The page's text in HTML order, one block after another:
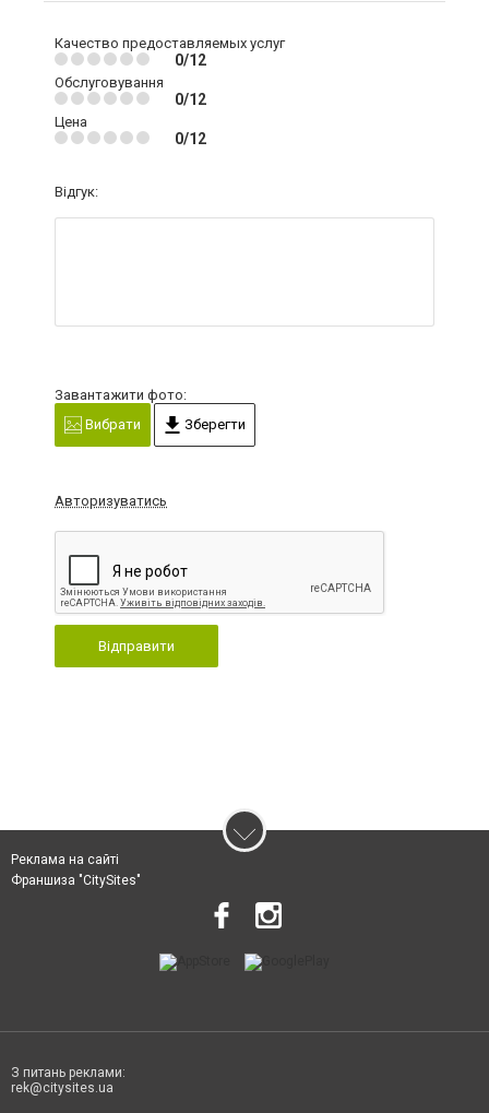
Качество предоставляемых услуг
0/12
Обслуговування
0/12
Цена
0/12
Відгук:
Завантажити фото:
Вибрати
Зберегти
Авторизуватись
Відправити
Реклама на сайті
Франшиза "CitySites"
З питань реклами:
rek@citysites.ua